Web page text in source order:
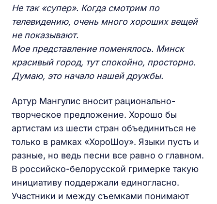
Не так «супер». Когда смотрим по
телевидению, очень много хороших вещей
не показывают.
Мое представление поменялось. Минск
красивый город, тут спокойно, просторно.
Думаю, это начало нашей дружбы.
Артур Мангулис вносит рационально-
творческое предложение. Хорошо бы
артистам из шести стран объединиться не
только в рамках «ХороШоу». Языки пусть и
разные, но ведь песни все равно о главном.
В российско-белорусской гримерке такую
инициативу поддержали единогласно.
Участники и между съемками понимают